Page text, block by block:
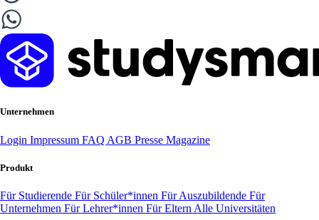
Unternehmen
Login Impressum FAQ AGB Presse Magazine
Produkt
Für Studierende Für Schüler*innen Für Auszubildende Für
Unternehmen Für Lehrer*innen Für Eltern Alle Universitäten